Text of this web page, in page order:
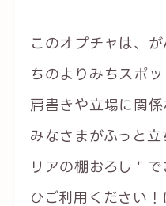
このオプチャは、
ちのよりみちスポッ
肩書きや立場に関
みなさまがふっと
リアの棚おろし＂
ひご利用ください